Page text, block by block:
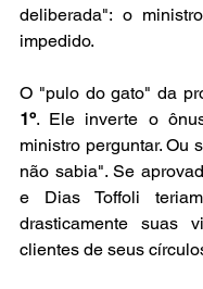
deliberada": o
impedido.
O "pulo do gato" da
1º. Ele inverte o
ministro perguntar. Ou
não sabia". Se
e Dias Toffoli
drasticamente suas
clientes de seus